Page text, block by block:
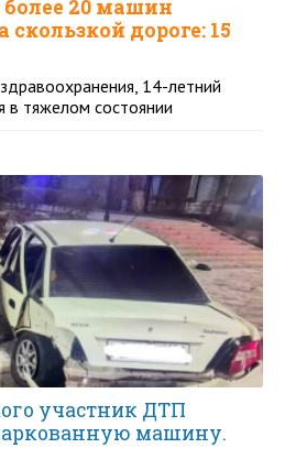
20 машин
дороге: 15
14-летний
в тяжелом состоянии
участник ДТП
машину.